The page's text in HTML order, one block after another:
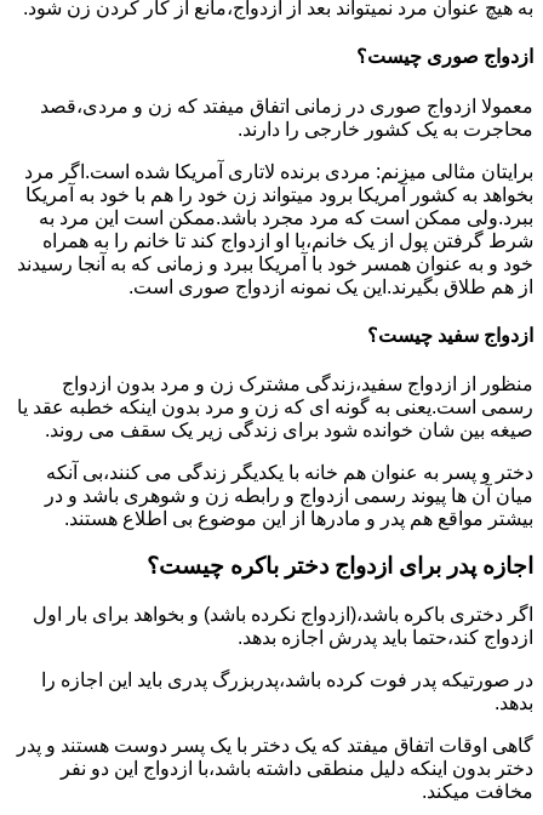
به هیچ عنوان مرد نمیتواند بعد از ازدواج،مانع از کار کردن زن شود.
ازدواج صوری چیست؟
معمولا ازدواج صوری در زمانی اتفاق میفتد که زن و مردی،قصد
محاجرت به یک کشور خارجی را دارند.
برایتان مثالی میزنم: مردی برنده لاتاری آمریکا شده است.اگر مرد
بخواهد به کشور آمریکا برود میتواند زن خود را هم با خود به آمریکا
ببرد.ولی ممکن است که مرد مجرد باشد.ممکن است این مرد به
شرط گرفتن پول از یک خانم،با او ازدواج کند تا خانم را به همراه
خود و به عنوان همسر خود با آمریکا ببرد و زمانی که به آنجا رسیدند
از هم طلاق بگیرند.این یک نمونه ازدواج صوری است.
ازدواج سفید چیست؟
منظور از ازدواج سفید،زندگی مشترک زن و مرد بدون ازدواج
رسمی است.یعنی به گونه ای که زن و مرد بدون اینکه خطبه عقد یا
صیغه بین شان خوانده شود برای زندگی زیر یک سقف می روند.
دختر و پسر به عنوان هم خانه با یکدیگر زندگی می کنند،بی آنکه
میان آن ها پیوند رسمی ازدواج و رابطه زن و شوهری باشد و در
بیشتر مواقع هم پدر و مادرها از این موضوع بی اطلاع هستند.
اجازه پدر برای ازدواج دختر باکره چیست؟
اگر دختری باکره باشد،(ازدواج نکرده باشد) و بخواهد برای بار اول
ازدواج کند،حتما باید پدرش اجازه بدهد.
در صورتیکه پدر فوت کرده باشد،پدربزرگ پدری باید این اجازه را
بدهد.
گاهی اوقات اتفاق میفتد که یک دختر با یک پسر دوست هستند و پدر
دختر بدون اینکه دلیل منطقی داشته باشد،با ازدواج این دو نفر
مخافت میکند.